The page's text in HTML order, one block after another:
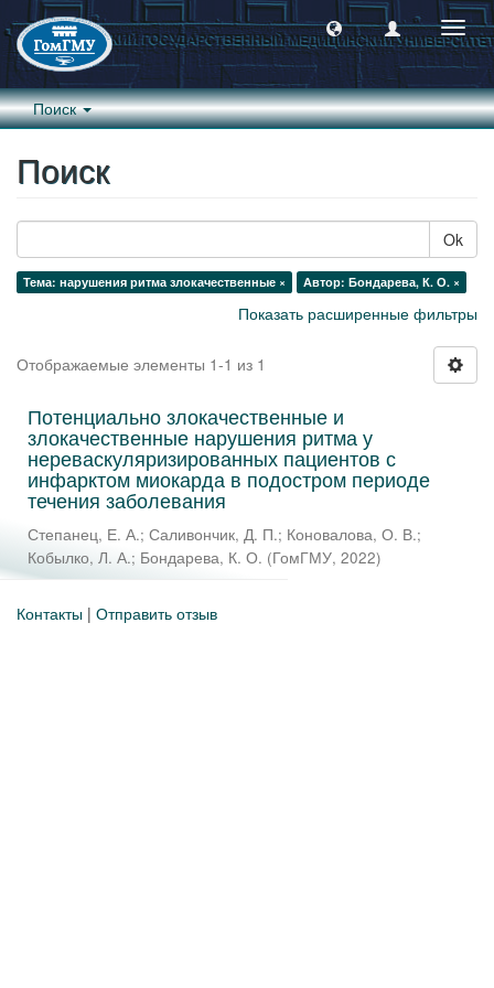
Поиск
Поиск
Ok
Тема: нарушения ритма злокачественные × Автор: Бондарева, К. О. ×
Показать расширенные фильтры
Отображаемые элементы 1-1 из 1
Потенциально злокачественные и
злокачественные нарушения ритма у
нереваскуляризированных пациентов с
инфарктом миокарда в подостром периоде
течения заболевания
Степанец, Е. А.; Саливончик, Д. П.; Коновалова, О. В.;
Кобылко, Л. А.; Бондарева, К. О. (ГомГМУ, 2022)
Контакты | Отправить отзыв